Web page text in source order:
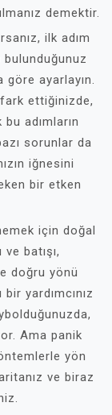
demektir.
ilk adım
bulunduğunuz
göre ayarlayın.
ettiğinizde,
adımların
sorunlar da
iğnesini
bir etken
için doğal
batışı,
doğru yönü
yardımcınız
Ama panik
yön
ve biraz